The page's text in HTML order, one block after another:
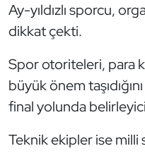
Ay-yıldızlı sporcu,
dikkat çekti.
Spor otoriteleri, para
büyük önem
final yolunda
Teknik ekipler ise milli